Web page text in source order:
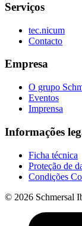
Serviços
tec.nicum
Contacto
Empresa
O grupo
Eventos
Imprensa
Informações
Ficha técnica
Proteção de
Condições
© 2026 Schmersal